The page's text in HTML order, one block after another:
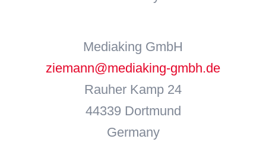
Mediaking GmbH
ziemann@mediaking-gmbh.de
Rauher Kamp 24
44339 Dortmund
Germany